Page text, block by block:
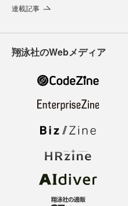
連載記事
翔泳社のWebメディア